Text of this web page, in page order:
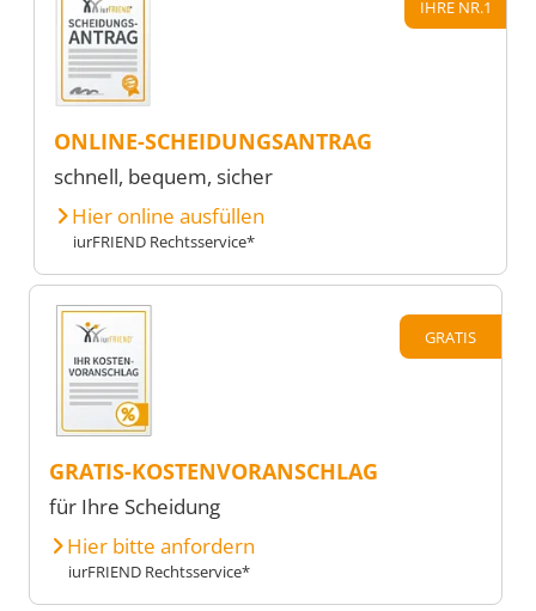
IHRE NR.1
ONLINE-SCHEIDUNGSANTRAG
schnell, bequem, sicher
Hier online ausfüllen
iurFRIEND Rechtsservice*
GRATIS
GRATIS-KOSTENVORANSCHLAG
für Ihre Scheidung
Hier bitte anfordern
iurFRIEND Rechtsservice*